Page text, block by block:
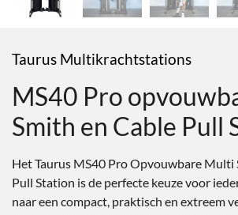
Taurus Multikrachtstations
MS40 Pro
Smith en Cable Pull
Het Taurus MS40 Pro Opvouwbare Multi
Pull Station is de perfecte keuze voor
naar een compact, praktisch en extreem